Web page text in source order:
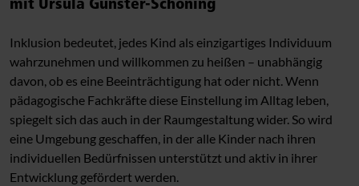
Inklusion bedeutet, jedes Kind als einzigartiges Individuum
wahrzunehmen und willkommen zu heißen – unabhängig
davon, ob es eine Beeinträchtigung hat oder nicht. Wenn
pädagogische Fachkräfte diese Einstellung im Alltag leben,
spiegelt sich das auch in der Raumgestaltung wider. So wird
eine Umgebung geschaffen, in der alle Kinder nach ihren
individuellen Bedürfnissen unterstützt und aktiv in ihrer
Entwicklung gefördert werden.